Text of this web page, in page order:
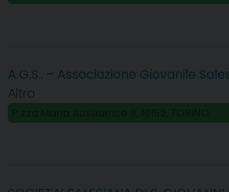
A.G.S.. – Associazione Giovanile
Altro